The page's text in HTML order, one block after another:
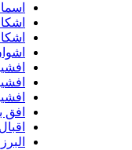
اسماعیل
اشکان
اشکان کینگ
افشین آذری
افشین باران
افشین حسنی
افق باند
اقبال حبیبی
البرز نبویان